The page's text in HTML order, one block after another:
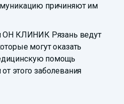
причиняют им
ОН КЛИНИК Рязань ведут
могут оказать
помощь
этого заболевания